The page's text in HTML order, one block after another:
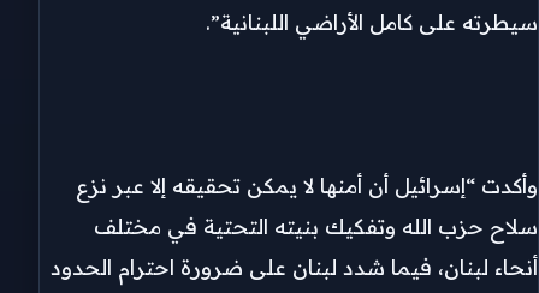
سيطرته على كامل الأراضي اللبنانية”.
وأكدت “إسرائيل أن أمنها لا يمكن تحقيقه إلا عبر نزع
سلاح حزب الله وتفكيك بنيته التحتية في مختلف
أنحاء لبنان، فيما شدد لبنان على ضرورة احترام الحدود